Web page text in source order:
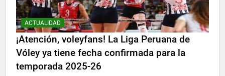
ACTUALIDAD
¡Atención, voleyfans! La Liga Peruana de
Vóley ya tiene fecha confirmada para la
temporada 2025-26